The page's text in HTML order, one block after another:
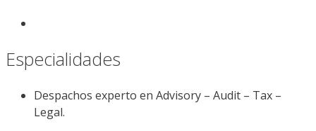
Especialidades
Despachos experto en Advisory – Audit – Tax –
Legal.